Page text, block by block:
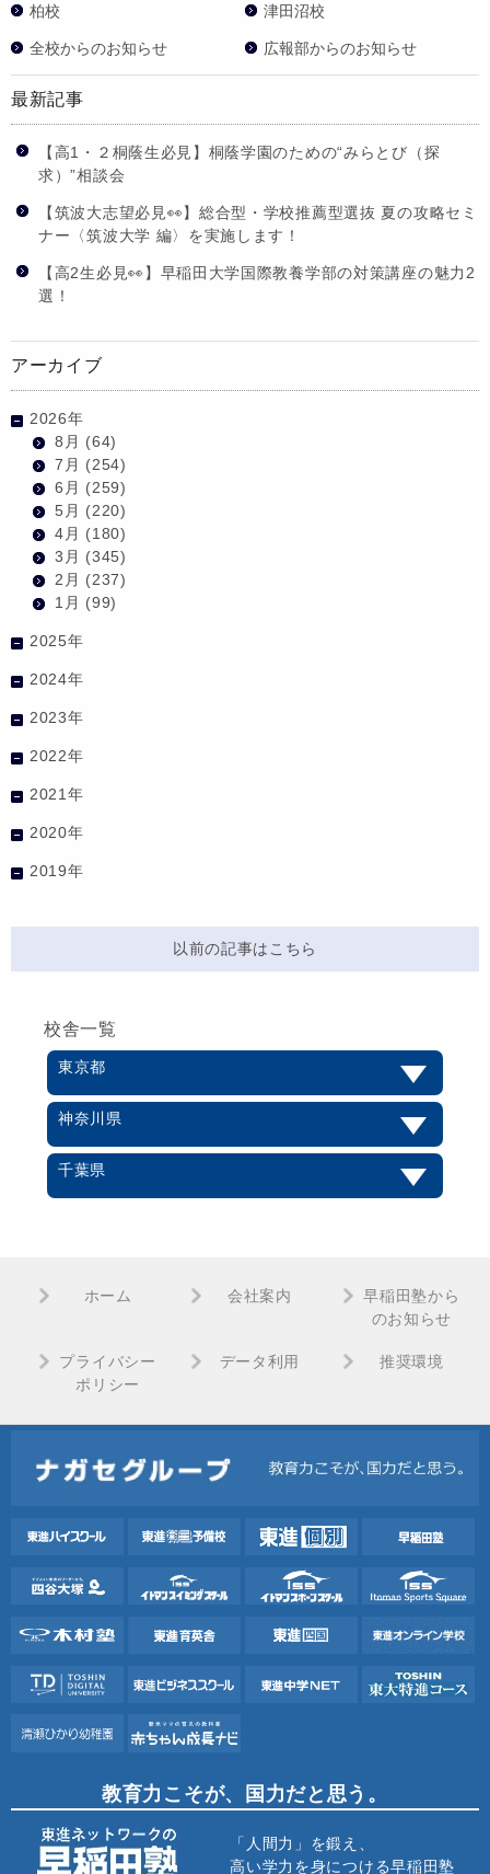
柏校 津田沼校
全校からのお知らせ 広報部からのお知らせ
最新記事
【高1・２桐蔭生必見】桐蔭学園のための“みらとび（探
求）”相談会
【筑波大志望必見👀】総合型・学校推薦型選抜 夏の攻略セミ
ナー〈筑波大学 編〉を実施します！
【高2生必見👀】早稲田大学国際教養学部の対策講座の魅力2
選！
アーカイブ
2026年
8月 (64)
7月 (254)
6月 (259)
5月 (220)
4月 (180)
3月 (345)
2月 (237)
1月 (99)
2025年
2024年
2023年
2022年
2021年
2020年
2019年
以前の記事はこちら
校舎一覧
東京都
神奈川県
千葉県
ホーム 会社案内
早稲田塾から
のお知らせ
プライバシー
ポリシー
データ利用 推奨環境
教育力こそが、国力だと思う。
「人間力」を鍛え、
高い学力を身につける早稲田塾